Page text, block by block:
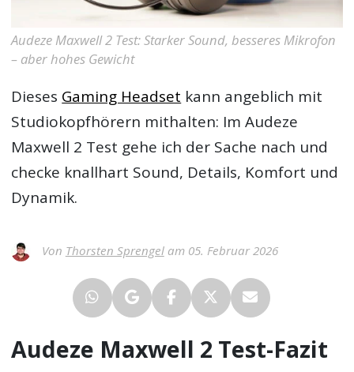
Audeze Maxwell 2 Test: Starker Sound, besseres Mikrofon
– aber hohes Gewicht
Dieses Gaming Headset kann angeblich mit
Studiokopfhörern mithalten: ImAudeze
Maxwell 2 Test gehe ich der Sache nach und
checke knallhart Sound, Details, Komfort und
Dynamik.
Von Thorsten Sprengelam 05. Februar 2026
Audeze Maxwell 2 Test-Fazit